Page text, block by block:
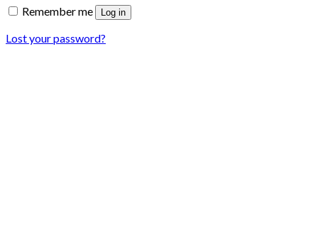
Remember me
Log in
Lost your password?